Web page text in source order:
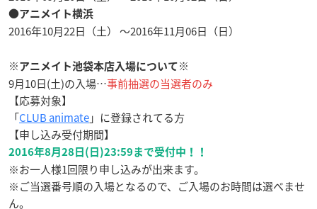
●アニメイト横浜
2016年10月22日（土） ～2016年11月06日（日）
※アニメイト池袋本店入場について※
9月10日(土)の入場…事前抽選の当選者のみ
【応募対象】
「CLUB animate」に登録されてる方
【申し込み受付期間】
2016年8月28日(日)23:59まで受付中！！
※お一人様1回限り申し込みが出来ます。
※ご当選番号順の入場となるので、ご入場のお時間は選べませ
ん。